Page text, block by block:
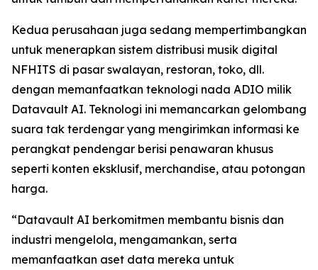
Kedua perusahaan juga sedang mempertimbangkan
untuk menerapkan sistem distribusi musik digital
NFHITS di pasar swalayan, restoran, toko, dll.
dengan memanfaatkan teknologi nada ADIO milik
Datavault AI. Teknologi ini memancarkan gelombang
suara tak terdengar yang mengirimkan informasi ke
perangkat pendengar berisi penawaran khusus
seperti konten eksklusif, merchandise, atau potongan
harga.
“Datavault AI berkomitmen membantu bisnis dan
industri mengelola, mengamankan, serta
memanfaatkan aset data mereka untuk